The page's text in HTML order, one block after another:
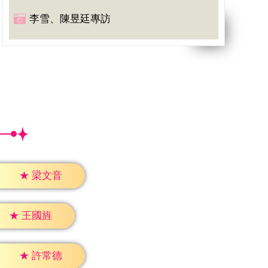
李雪、陳昱廷專訪
★ 梁文音
★ 王國旌
★ 許常德